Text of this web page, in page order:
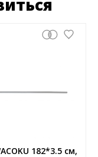
182*3.5 см,